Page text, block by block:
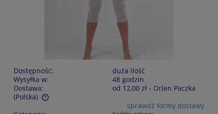
Dostępność:
duża ilość
Wysyłka w:
48 godzin
Dostawa:
od 12,00 zł - Orlen Paczka
(Polska)
Cena nie zawiera ewentualnych kosztów płatności
sprawdź formy dostawy